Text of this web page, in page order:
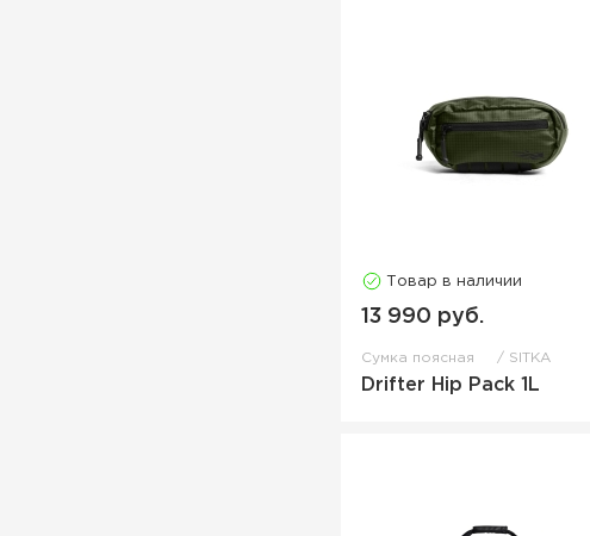
Товар в наличии
13 990 руб.
Сумка поясная SITKA
Drifter Hip Pack 1L